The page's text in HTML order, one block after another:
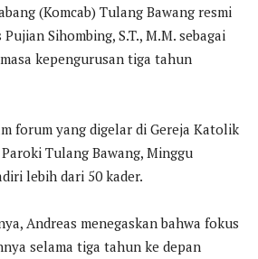
(Komcab) Tulang Bawang resmi
Sihombing, S.T., M.M. sebagai
kepengurusan tiga tahun
forum yang digelar di Gereja Katolik
Tulang Bawang, Minggu
lebih dari 50 kader.
Andreas menegaskan bahwa fokus
selama tiga tahun ke depan